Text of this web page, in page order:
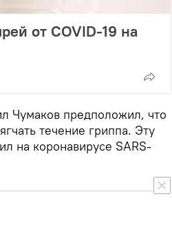
от COVID-19 на
Чумаков предположил, что
течение гриппа. Эту
на коронавирусе SARS-